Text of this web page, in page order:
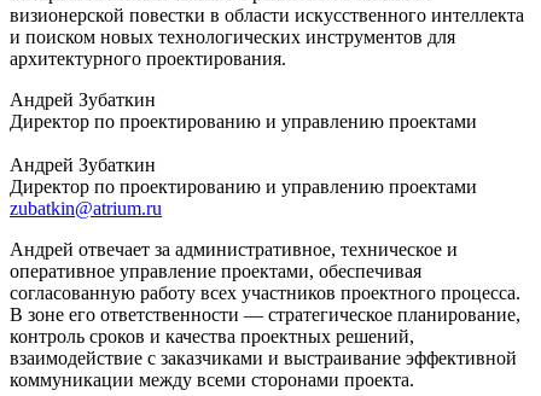
визионерской повестки в области искусственного интеллекта
и поиском новых технологических инструментов для
архитектурного проектирования.
Андрей Зубаткин
Директор по проектированию и управлению проектами
Андрей Зубаткин
Директор по проектированию и управлению проектами
zubatkin@atrium.ru
Андрей отвечает за административное, техническое и
оперативное управление проектами, обеспечивая
согласованную работу всех участников проектного процесса.
В зоне его ответственности — стратегическое планирование,
контроль сроков и качества проектных решений,
взаимодействие с заказчиками и выстраивание эффективной
коммуникации между всеми сторонами проекта.